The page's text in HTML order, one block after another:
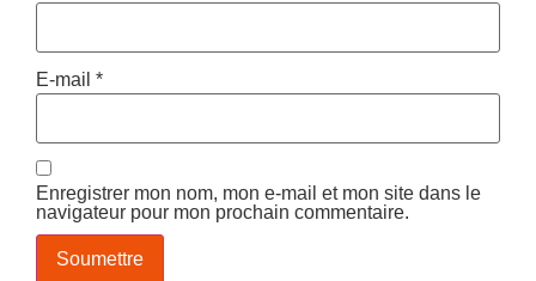
E-mail *
Enregistrer mon nom, mon e-mail et mon site dans le
navigateur pour mon prochain commentaire.